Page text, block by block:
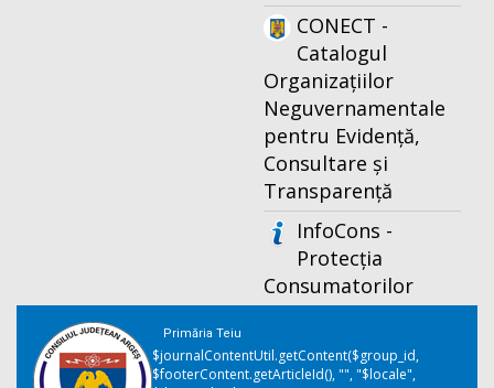
CONECT -
Catalogul
Organizațiilor
Neguvernamentale
pentru Evidență,
Consultare și
Transparență
InfoCons -
Protecția
Consumatorilor
Primăria Teiu
$journalContentUtil.getContent($group_id,
$footerContent.getArticleId(), "", "$locale",